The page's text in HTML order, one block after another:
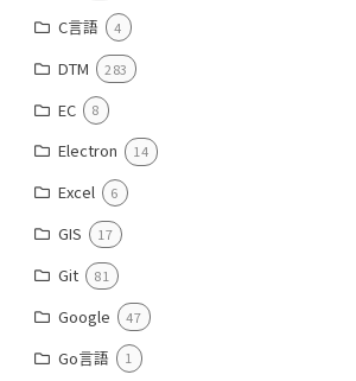
C言語 4
DTM 283
EC 8
Electron 14
Excel 6
GIS 17
Git 81
Google 47
Go言語 1